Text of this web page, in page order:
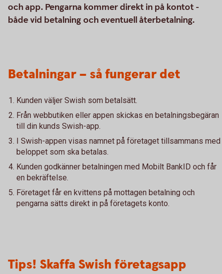
och app. Pengarna kommer direkt in på kontot -
både vid betalning och eventuell återbetalning.
Betalningar – så fungerar det
Kunden väljer Swish som betalsätt.
Från webbutiken eller appen skickas en betalningsbegäran
till din kunds Swish-app.
I Swish-appen visas namnet på företaget tillsammans med
beloppet som ska betalas.
Kunden godkänner betalningen med Mobilt BankID och får
en bekräftelse.
Företaget får en kvittens på mottagen betalning och
pengarna sätts direkt in på företagets konto.
Tips! Skaffa Swish företagsapp